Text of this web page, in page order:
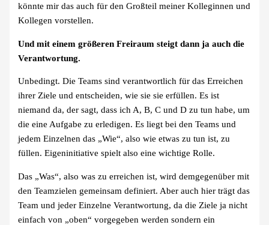
könnte mir das auch für den Großteil meiner Kolleginnen und
Kollegen vorstellen.
Und mit einem größeren Freiraum steigt dann ja auch die
Verantwortung.
Unbedingt. Die Teams sind verantwortlich für das Erreichen
ihrer Ziele und entscheiden, wie sie sie erfüllen. Es ist
niemand da, der sagt, dass ich A, B, C und D zu tun habe, um
die eine Aufgabe zu erledigen. Es liegt bei den Teams und
jedem Einzelnen das „Wie“, also wie etwas zu tun ist, zu
füllen. Eigeninitiative spielt also eine wichtige Rolle.
Das „Was“, also was zu erreichen ist, wird demgegenüber mit
den Teamzielen gemeinsam definiert. Aber auch hier trägt das
Team und jeder Einzelne Verantwortung, da die Ziele ja nicht
einfach von „oben“ vorgegeben werden sondern ein